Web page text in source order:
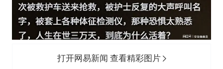
打开网易新闻 查看精彩图片